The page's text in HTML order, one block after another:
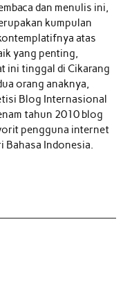
dan menulis ini,
kumpulan
atas
yang penting,
ini tinggal di Cikarang
orang anaknya,
Blog Internasional
tahun 2010 blog
pengguna internet
Bahasa Indonesia.